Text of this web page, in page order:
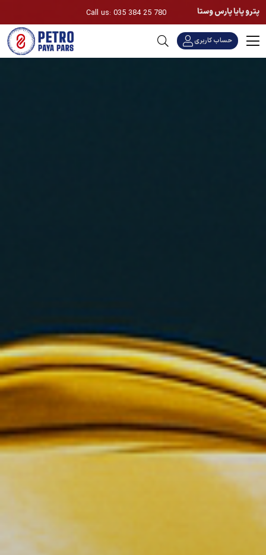
پترو پایا پارس وستا
حساب کاربری
Call us: 035 384 25 780